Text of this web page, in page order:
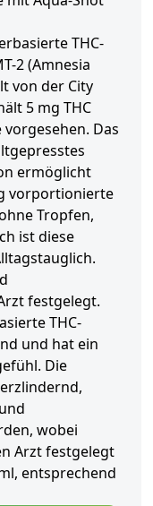
THC-
2 (Amnesia
von der City
5 mg THC
Das
ermöglicht
vorportionierte
Tropfen,
ist diese
festgelegt.
THC-
und hat ein
Die
wobei
Arzt festgelegt
entsprechend